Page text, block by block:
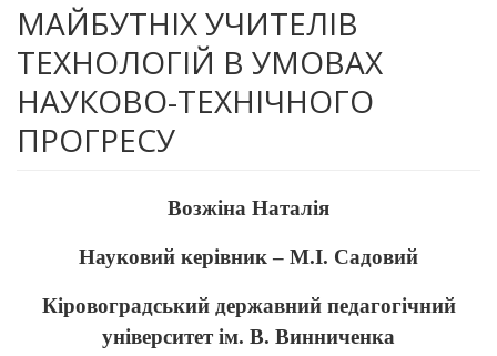
МАЙБУТНІХ УЧИТЕЛІВ
ТЕХНОЛОГІЙ В УМОВАХ
НАУКОВО-ТЕХНІЧНОГО
ПРОГРЕСУ
Возжіна Наталія
Науковий керівник – М.І. Садовий
Кіровоградський державний педагогічний
університет ім. В. Винниченка